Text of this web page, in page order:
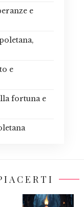
e
e
fortuna e